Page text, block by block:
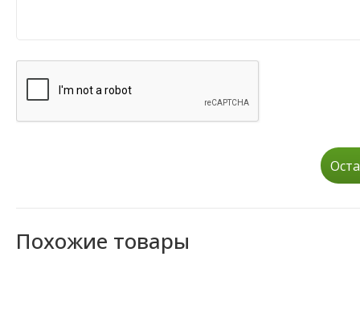
Похожие товары